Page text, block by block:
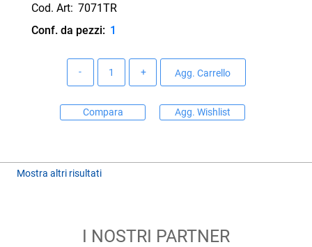
Cod. Art: 7071TR
Conf. da pezzi: 1
Agg. Carrello
Compara Agg. Wishlist
Mostra altri risultati
I NOSTRI PARTNER